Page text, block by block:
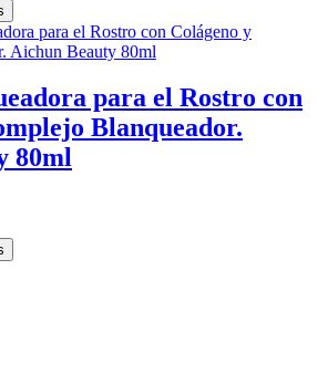
para el Rostro con
Blanqueador.
80ml